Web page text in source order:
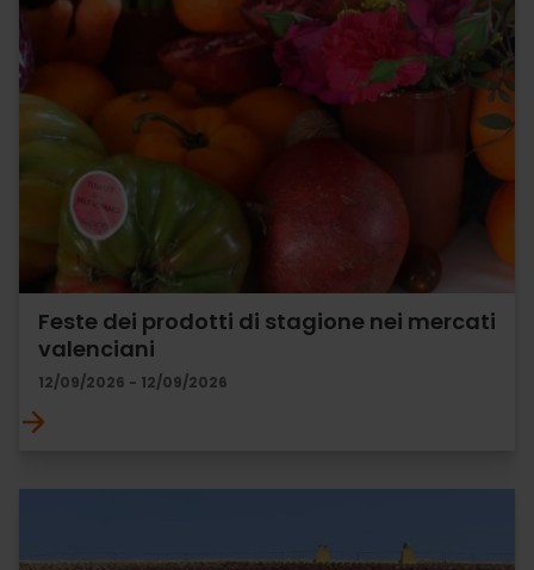
Feste dei prodotti di stagione nei mercati
valenciani
12/09/2026 - 12/09/2026